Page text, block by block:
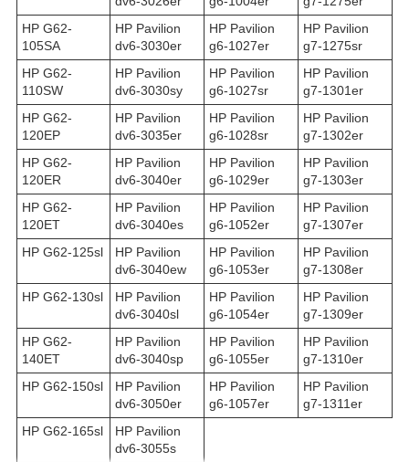
HP G62-
105SA
HP Pavilion
dv6-3030er
HP Pavilion
g6-1027er
HP Pavilion
g7-1275sr
HP G62-
110SW
HP Pavilion
dv6-3030sy
HP Pavilion
g6-1027sr
HP Pavilion
g7-1301er
HP G62-
120EP
HP Pavilion
dv6-3035er
HP Pavilion
g6-1028sr
HP Pavilion
g7-1302er
HP G62-
120ER
HP Pavilion
dv6-3040er
HP Pavilion
g6-1029er
HP Pavilion
g7-1303er
HP G62-
120ET
HP Pavilion
dv6-3040es
HP Pavilion
g6-1052er
HP Pavilion
g7-1307er
HP G62-125sl
HP Pavilion
dv6-3040ew
HP Pavilion
g6-1053er
HP Pavilion
g7-1308er
HP G62-130sl
HP Pavilion
dv6-3040sl
HP Pavilion
g6-1054er
HP Pavilion
g7-1309er
HP G62-
140ET
HP Pavilion
dv6-3040sp
HP Pavilion
g6-1055er
HP Pavilion
g7-1310er
HP G62-150sl
HP Pavilion
dv6-3050er
HP Pavilion
g6-1057er
HP Pavilion
g7-1311er
HP G62-165sl
HP Pavilion
dv6-3055s